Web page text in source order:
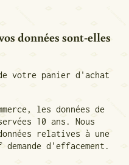
données sont-elles
votre panier d'achat
les données de
10 ans. Nous
relatives à une
demande d'effacement.